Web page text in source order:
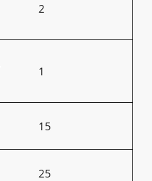
2
1
15
25